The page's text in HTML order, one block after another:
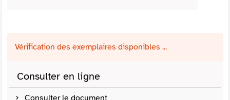
Vérification des exemplaires disponibles ...
Consulter en ligne
Consulter le document